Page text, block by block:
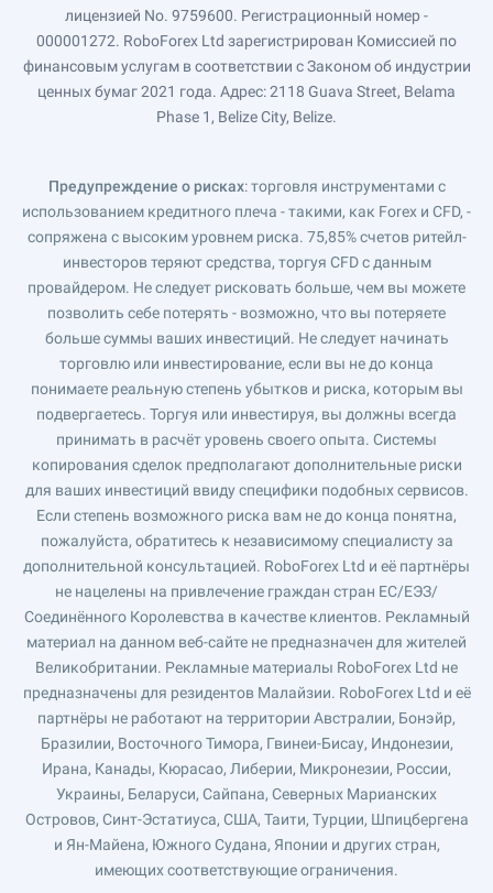
лицензией No. 9759600. Регистрационный номер -
000001272. RoboForex Ltd зарегистрирован Комиссией по
финансовым услугам в соответствии с Законом об индустрии
ценных бумаг 2021 года. Адрес: 2118 Guava Street, Belama
Phase 1, Belize City, Belize.
Предупреждение о рисках: торговля инструментами с
использованием кредитного плеча - такими, как Forex и CFD, -
сопряжена с высоким уровнем риска. 75,85% счетов ритейл-
инвесторов теряют средства, торгуя CFD с данным
провайдером. Не следует рисковать больше, чем вы можете
позволить себе потерять - возможно, что вы потеряете
больше суммы ваших инвестиций. Не следует начинать
торговлю или инвестирование, если вы не до конца
понимаете реальную степень убытков и риска, которым вы
подвергаетесь. Торгуя или инвестируя, вы должны всегда
принимать в расчёт уровень своего опыта. Системы
копирования сделок предполагают дополнительные риски
для ваших инвестиций ввиду специфики подобных сервисов.
Если степень возможного риска вам не до конца понятна,
пожалуйста, обратитесь к независимому специалисту за
дополнительной консультацией. RoboForex Ltd и её партнёры
не нацелены на привлечение граждан стран ЕС/ЕЭЗ/
Соединённого Королевства в качестве клиентов. Рекламный
материал на данном веб-сайте не предназначен для жителей
Великобритании. Рекламные материалы RoboForex Ltd не
предназначены для резидентов Малайзии. RoboForex Ltd и её
партнёры не работают на территории Австралии, Бонэйр,
Бразилии, Восточного Тимора, Гвинеи-Бисау, Индонезии,
Ирана, Канады, Кюрасао, Либерии, Микронезии, России,
Украины, Беларуси, Сайпана, Северных Марианских
Островов, Синт-Эстатиуса, США, Таити, Турции, Шпицбергена
и Ян-Майена, Южного Судана, Японии и других стран,
имеющих соответствующие ограничения.